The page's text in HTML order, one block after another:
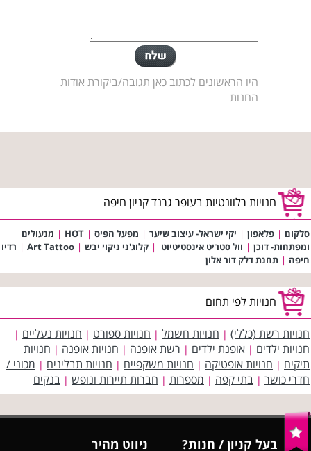
היו הראשונים לכתוב כאן תגובה/ביקורת אודות
החנות
חנויות רלוונטיות בעופר גרנד קניון חיפה
סלקום | פלאפון | יקי ישראל- עיצוב שיער | מפעל הפיס |
HOT
| מנעולים
ומפתחות- דוכן | וול סטריט אינסטיטיוט | קלוג'ני ניקוי יבש |
Art Tattoo
| רדיו
חיפה | תחנת דלק דור אלון
חנויות לפי תחום
חנויות רשת (כללי) | חנויות חשמל | חנויות ספורט | חנויות נעליים |
חנויות ילדים | אופנת ילדים | רשת אופנה | חנויות אופנה | חנויות
תיקים | חנויות אופטיקה | חנויות משקפיים | חנויות תבלינים | מכוני /
חדרי כושר | בתי קפה | מספרות | חברות תיירות ונופש | בנקים
בעל קניון / חנות?
ניווט מהיר